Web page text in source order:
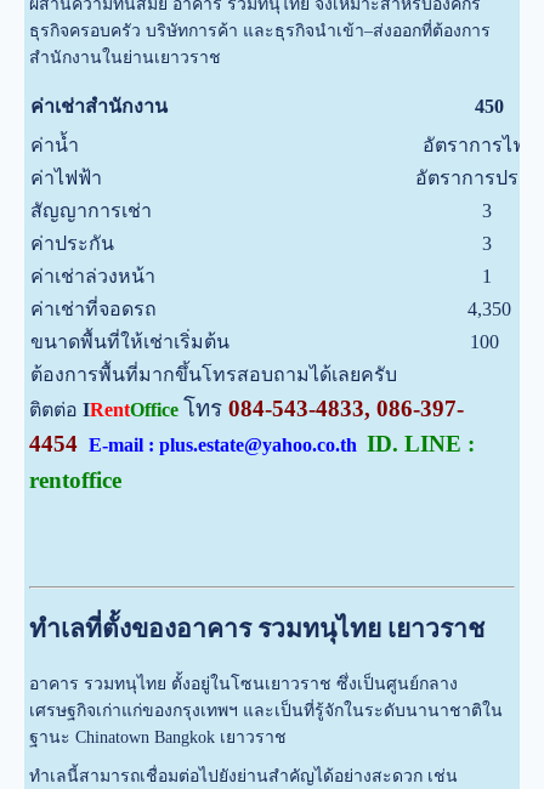
ผสานความทันสมัย อาคาร รวมทนุไทย จึงเหมาะสำหรับองค์กร
ธุรกิจครอบครัว บริษัทการค้า และธุรกิจนำเข้า–ส่งออกที่ต้องการ
สำนักงานในย่านเยาวราช
ค่าเช่าสำนักงาน
450
ค่าน้ำ
อัตราการไฟ
ค่าไฟฟ้า
อัตราการประ
สัญญาการเช่า
3
ค่าประกัน
3
ค่าเช่าล่วงหน้า
1
ค่าเช่าที่จอดรถ
4,350
ขนาดพื้นที่ให้เช่าเริ่มต้น
100
ต้องการพื้นที่มากขึ้นโทรสอบถามได้เลยครับ
ติตต่อ IRentOffice โทร 084-543-4833, 086-397-
4454 E-mail : plus.estate@yahoo.co.th ID. LINE :
rentoffice
ทำเลที่ตั้งของอาคาร รวมทนุไทย เยาวราช
อาคาร รวมทนุไทย ตั้งอยู่ในโซนเยาวราช ซึ่งเป็นศูนย์กลาง
เศรษฐกิจเก่าแก่ของกรุงเทพฯ และเป็นที่รู้จักในระดับนานาชาติใน
ฐานะ Chinatown Bangkok เยาวราช
ทำเลนี้สามารถเชื่อมต่อไปยังย่านสำคัญได้อย่างสะดวก เช่น